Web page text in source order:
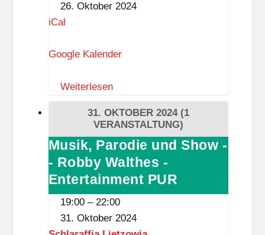
-
Tour
26. Oktober 2024
iCal
Google Kalender
Weiterlesen
31. OKTOBER 2024 (1
VERANSTALTUNG)
Musik,
Parodie
und
Show
Musik, Parodie und Show -
- Robby Walthes -
Entertainment PUR
19:00 – 22:00
31. Oktober 2024